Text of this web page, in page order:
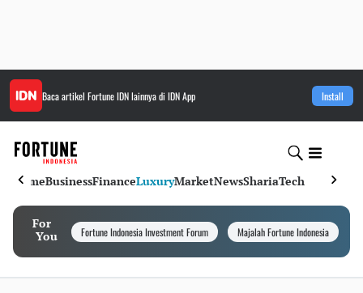
Baca artikel Fortune IDNlainnya di IDN App Install
HomeBusinessFinanceLuxuryMarketNewsShariaTech
For
You
Fortune Indonesia Investment Forum Majalah Fortune Indonesia